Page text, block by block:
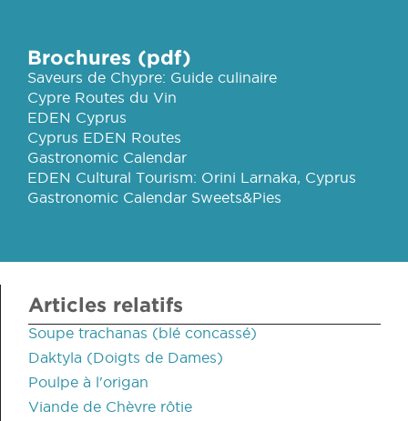
Brochures (pdf)
Saveurs de Chypre: Guide culinaire
Cypre Routes du Vin
EDEN Cyprus
Cyprus EDEN Routes
Gastronomic Calendar
EDEN Cultural Tourism: Orini Larnaka, Cyprus
Gastronomic Calendar Sweets&Pies
Articles relatifs
Soupe trachanas (blé concassé)
Daktyla (Doigts de Dames)
Poulpe à l'origan
Viande de Chèvre rôtie